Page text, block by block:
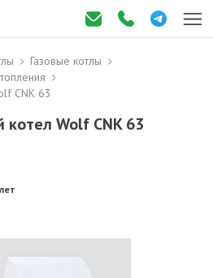
Газовые котлы
CNK 63
Wolf CNK 63